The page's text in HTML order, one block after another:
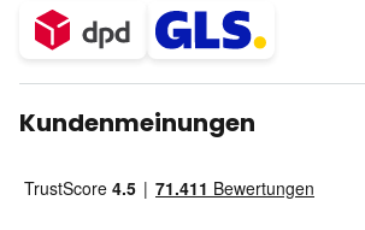
Kundenmeinungen